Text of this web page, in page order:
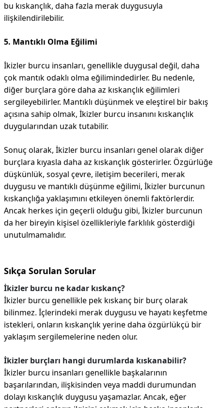
bu kıskançlık, daha fazla merak duygusuyla
ilişkilendirilebilir.
5. Mantıklı Olma Eğilimi
İkizler burcu insanları, genellikle duygusal değil, daha
çok mantık odaklı olma eğilimindedirler. Bu nedenle,
diğer burçlara göre daha az kıskançlık eğilimleri
sergileyebilirler. Mantıklı düşünmek ve eleştirel bir bakış
açısına sahip olmak, İkizler burcu insanını kıskançlık
duygularından uzak tutabilir.
Sonuç olarak, İkizler burcu insanları genel olarak diğer
burçlara kıyasla daha az kıskançlık gösterirler. Özgürlüğe
düşkünlük, sosyal çevre, iletişim becerileri, merak
duygusu ve mantıklı düşünme eğilimi, İkizler burcunun
kıskançlığa yaklaşımını etkileyen önemli faktörlerdir.
Ancak herkes için geçerli olduğu gibi, İkizler burcunun
da her bireyin kişisel özellikleriyle farklılık gösterdiği
unutulmamalıdır.
Sıkça Sorulan Sorular
İkizler burcu ne kadar kıskanç?
İkizler burcu genellikle pek kıskanç bir burç olarak
bilinmez. İçlerindeki merak duygusu ve hayatı keşfetme
istekleri, onların kıskançlık yerine daha özgürlükçü bir
yaklaşım sergilemelerine neden olur.
İkizler burçları hangi durumlarda kıskanabilir?
İkizler burcu insanları genellikle başkalarının
başarılarından, ilişkisinden veya maddi durumundan
dolayı kıskançlık duygusu yaşamazlar. Ancak, eğer